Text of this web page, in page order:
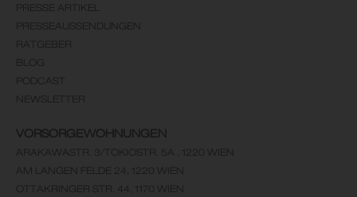
PRESSE ARTIKEL
PRESSEAUSSENDUNGEN
RATGEBER
BLOG
PODCAST
NEWSLETTER
VORSORGEWOHNUNGEN
ARAKAWASTR. 3/TOKIOSTR. 5A , 1220 WIEN
AM LANGEN FELDE 24, 1220 WIEN
OTTAKRINGER STR. 44, 1170 WIEN